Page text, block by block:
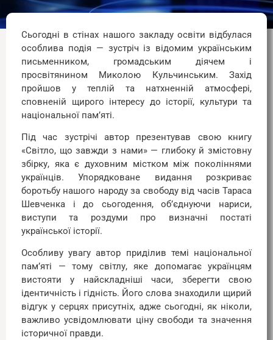
Сьогодні в стінах нашого закладу освіти відбулася
особлива подія — зустріч із відомим українським
письменником, громадським діячем і
просвітянином Миколою Кульчинським. Захід
пройшов у теплій та натхненній атмосфері,
сповненій щирого інтересу до історії, культури та
національної пам’яті.
Під час зустрічі автор презентував свою книгу
«Світло, що завжди з нами» — глибоку й змістовну
збірку, яка є духовним містком між поколіннями
українців. Упорядковане видання розкриває
боротьбу нашого народу за свободу від часів Тараса
Шевченка і до сьогодення, об’єднуючи нариси,
виступи та роздуми про визначні постаті
української історії.
Особливу увагу автор приділив темі національної
пам’яті — тому світлу, яке допомагає українцям
вистояти у найскладніші часи, зберегти свою
ідентичність і гідність. Його слова знаходили щирий
відгук у серцях присутніх, адже сьогодні, як ніколи,
важливо усвідомлювати ціну свободи та значення
історичної правди.